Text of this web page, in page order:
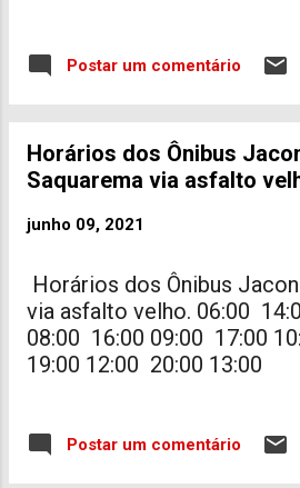
Postar um comentário
Horários dos Ônibus
Saquarema via asfalto
junho 09, 2021
Horários dos Ônibus
via asfalto velho. 06:00
08:00 16:00 09:00 17:00
19:00 12:00 20:00 13:00
Postar um comentário